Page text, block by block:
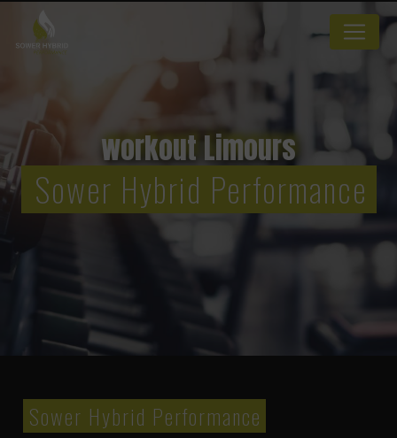
workout Limours
Sower Hybrid Performance
Sower Hybrid Performance